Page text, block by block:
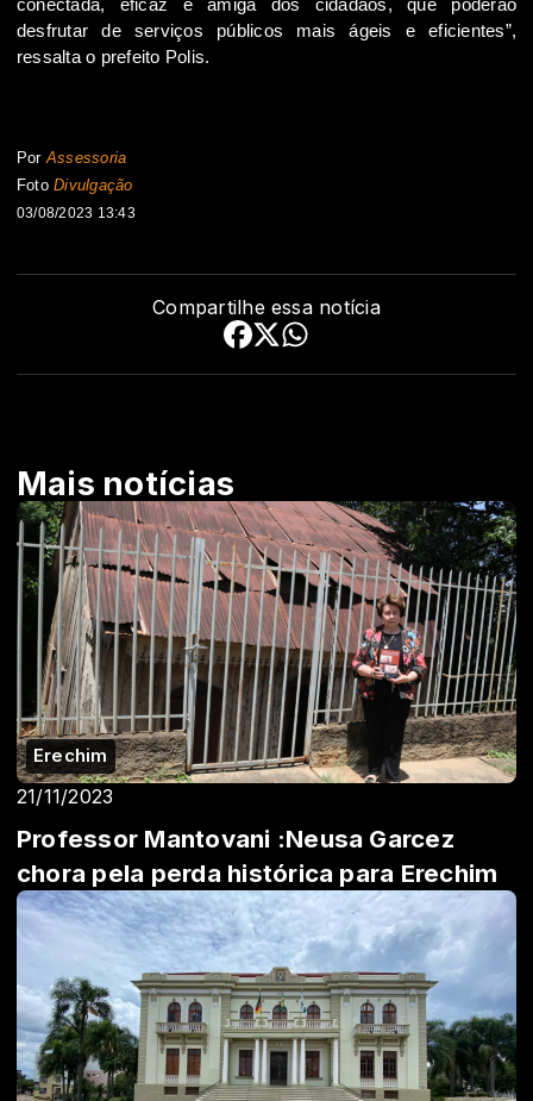
conectada, eficaz e amiga dos cidadãos, que poderão
desfrutar de serviços públicos mais ágeis e eficientes”,
ressalta o prefeito Polis.
Por Assessoria
Foto Divulgação
03/08/2023 13:43
Compartilhe essa notícia
Mais notícias
Erechim
21/11/2023
Professor Mantovani :Neusa Garcez
chora pela perda histórica para Erechim